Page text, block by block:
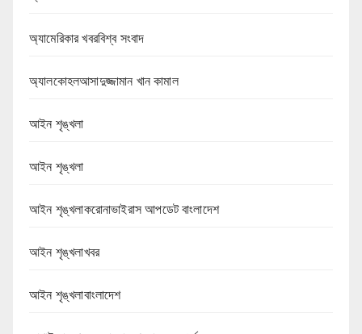
অ্যামেরিকার খবরবিশ্ব সংবাদ
অ্যালকোহলআসাদুজ্জামান খান কামাল
আইন শৃঙ্খলা
আইন শৃঙ্খলা
আইন শৃঙ্খলাকরোনাভাইরাস আপডেট বাংলাদেশ
আইন শৃঙ্খলাখবর
আইন শৃঙ্খলাবাংলাদেশ